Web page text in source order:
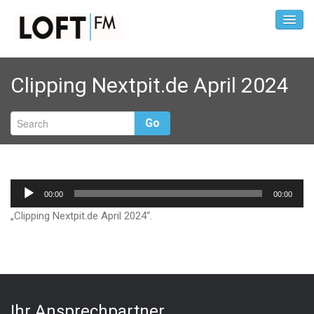
Clipping Nextpit.de April 2024
Go
Audio-
00:00 00:00
„Clipping Nextpit.de April 2024“.